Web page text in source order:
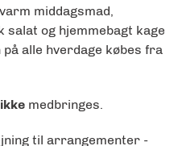
middagsmad,
og hjemmebagt kage
på alle hverdage købes fra
ikke medbringes.
til arrangementer -